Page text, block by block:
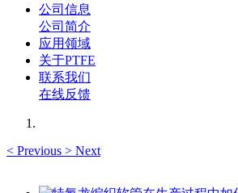
公司信息
公司简介
应用领域
关于PTFE
联系我们
在线反馈
< Previous > Next